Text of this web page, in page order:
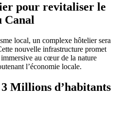
pour revitaliser le
Canal
local, un complexe hôtelier sera
nouvelle infrastructure promet
au cœur de la nature
l’économie locale.
Millions d’habitants